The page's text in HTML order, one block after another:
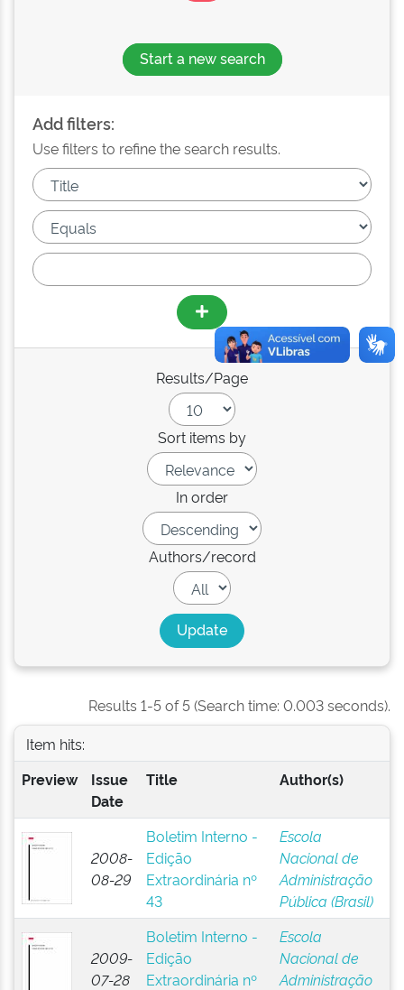
Start a new search
Add filters:
Use filters to refine the search results.
Results/Page
Sort items by
In order
Authors/record
Results 1-5 of 5 (Search time: 0.003 seconds).
Item hits:
Preview
Issue
Date
Title Author(s)
2008-
08-29
Boletim Interno -
Edição
Extraordinária nº
43
Escola
Nacional de
Administração
Pública (Brasil)
2009-
07-28
Boletim Interno -
Edição
Extraordinária nº
Escola
Nacional de
Administração